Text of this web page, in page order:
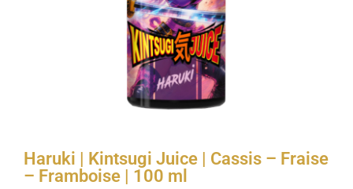
Haruki | Kintsugi Juice | Cassis – Fraise
– Framboise | 100 ml